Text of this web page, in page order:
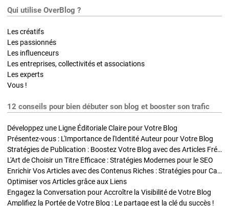
Qui utilise OverBlog ?
Les créatifs
Les passionnés
Les influenceurs
Les entreprises, collectivités et associations
Les experts
Vous !
12 conseils pour bien débuter son blog et booster son trafic
Développez une Ligne Éditoriale Claire pour Votre Blog
Présentez-vous : L'Importance de l'Identité Auteur pour Votre Blog
Stratégies de Publication : Boostez Votre Blog avec des Articles Fréquents et Exclusifs
L'Art de Choisir un Titre Efficace : Stratégies Modernes pour le SEO
Enrichir Vos Articles avec des Contenus Riches : Stratégies pour Captiver et Optimiser
Optimiser vos Articles grâce aux Liens
Engagez la Conversation pour Accroître la Visibilité de Votre Blog
Amplifiez la Portée de Votre Blog : Le partage est la clé du succès !